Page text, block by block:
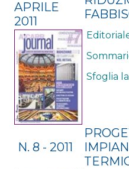
APRILE
2011
Sfoglia
N. 8 - 2011